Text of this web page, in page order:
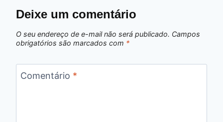
Deixe um comentário
O seu endereço de e-mail não será publicado. Campos
obrigatórios são marcados com *
Comentário *